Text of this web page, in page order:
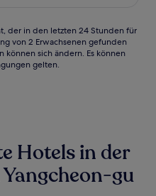
der in den letzten 24 Stunden für
von 2 Erwachsenen gefunden
sich ändern. Es können
gelten.
Hotels in der
gu